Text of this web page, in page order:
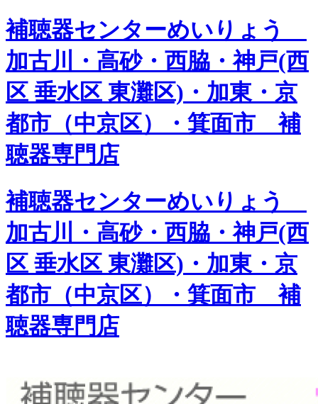
補聴器センターめいりょう
加古川・高砂・西脇・神戸(西
区 垂水区 東灘区)・加東・京
都市（中京区）・箕面市 補
聴器専門店
補聴器センターめいりょう
加古川・高砂・西脇・神戸(西
区 垂水区 東灘区)・加東・京
都市（中京区）・箕面市 補
聴器専門店